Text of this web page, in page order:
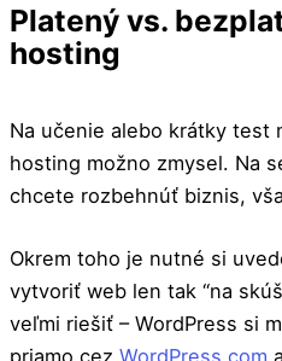
Platený vs.
hosting
Na učenie alebo krátky test
hosting možno zmysel. Na
chcete rozbehnúť biznis,
Okrem toho je nutné si
vytvoriť web len tak “na
veľmi riešiť – WordPress si
priamo cez WordPress.com